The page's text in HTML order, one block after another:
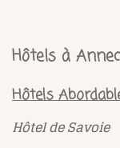
Hôtels à
Hôtels
Hôtel de Savoie